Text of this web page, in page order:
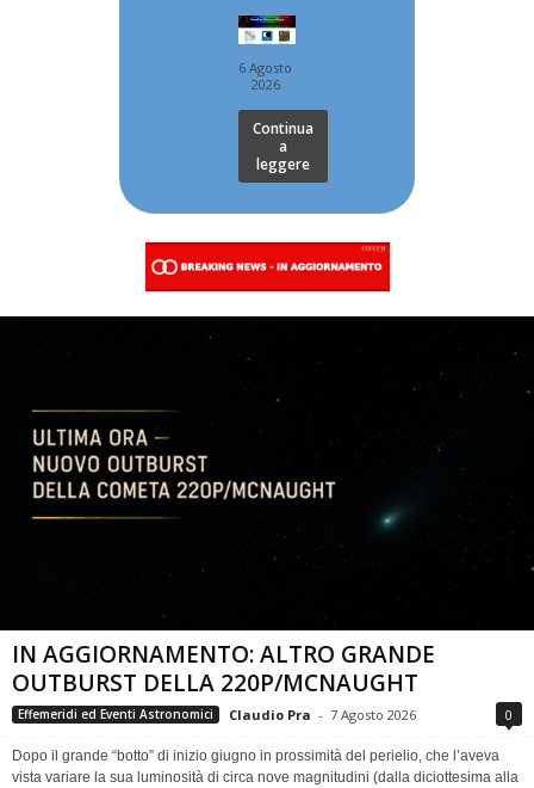
6 Agosto
2026
Continua
a
leggere
IN AGGIORNAMENTO: ALTRO GRANDE
OUTBURST DELLA 220P/MCNAUGHT
Effemeridi ed Eventi Astronomici Claudio Pra - 7 Agosto 2026 0
Dopo il grande “botto” di inizio giugno in prossimità del perielio, che l’aveva
vista variare la sua luminosità di circa nove magnitudini (dalla diciottesima alla